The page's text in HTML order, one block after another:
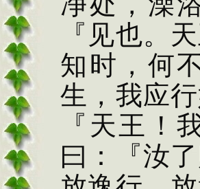
『见也。
知时，何
生，我应
『天王！
曰：『汝